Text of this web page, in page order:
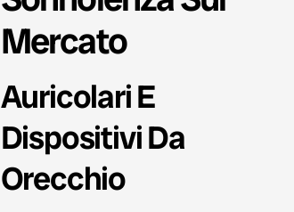
Mercato
Auricolari E
Dispositivi Da
Orecchio